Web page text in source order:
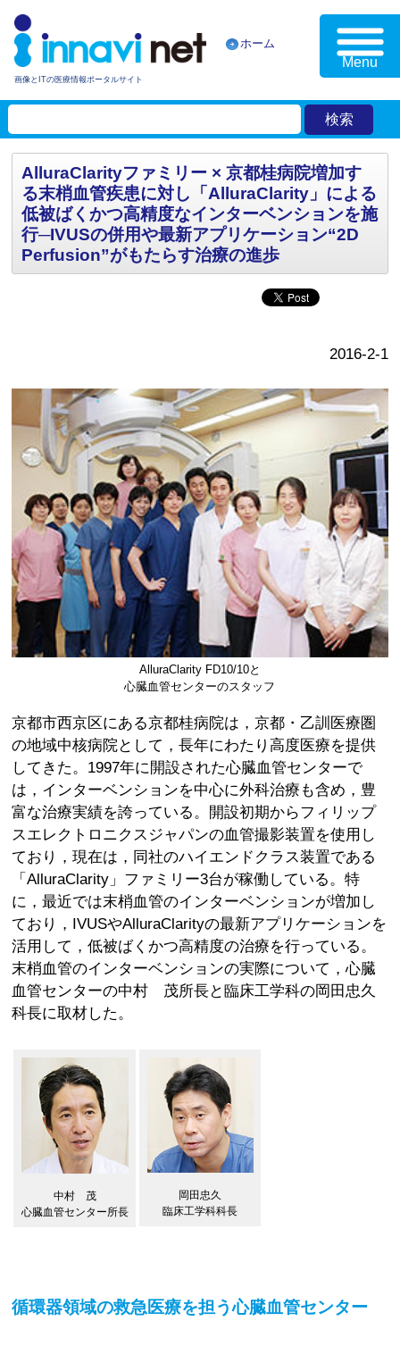
画像とITの医療情報ポータルサイト
ホーム
Menu
AlluraClarityファミリー × 京都桂病院増加す
る末梢血管疾患に対し「AlluraClarity」による
低被ばくかつ高精度なインターベンションを施
行─‌IVUSの併用や最新アプリケーション“2D
Perfusion”がもたらす治療の進歩
2016-2-1
AlluraClarity FD10/10と
心臓血管センターのスタッフ
京都市西京区にある京都桂病院は，京都・乙訓医療圏
の地域中核病院として，長年にわたり高度医療を提供
してきた。1997年に開設された心臓血管センターで
は，インターベンションを中心に外科治療も含め，豊
富な治療実績を誇っている。開設初期からフィリップ
スエレクトロニクスジャパンの血管撮影装置を使用し
ており，現在は，同社のハイエンドクラス装置である
「AlluraClarity」ファミリー3台が稼働している。特
に，最近では末梢血管のインターベンションが増加し
ており，IVUSやAlluraClarityの最新アプリケーションを
活用して，低被ばくかつ高精度の治療を行っている。
末梢血管のインターベンションの実際について，心臓
血管センターの中村 茂所長と臨床工学科の岡田忠久
科長に取材した。
中村 茂
心臓血管センター所長
岡田忠久
臨床工学科科長
循環器領域の救急医療を担う心臓血管センター